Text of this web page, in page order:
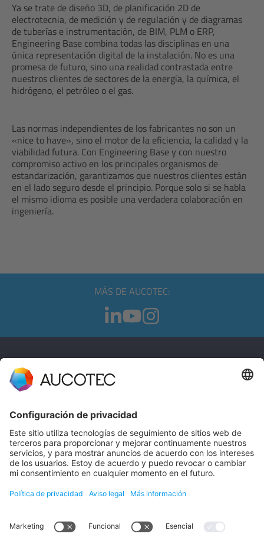
Ya se trate de diseño 3D, de planificación 2D de
electrotecnia, de medición y de regulación y de diagramas
de tuberías e instrumentación, de BIM, PLM o ERP,
Engineering Base combina todas las disciplinas en una
única representación digital de la instalación. No es una
promesa de futuro, sino una realidad contrastada entre
nuestros clientes de sectores de la energía, la química, el
hidrógeno, el petróleo o el gas.
Las normas independientes de los fabricantes no son un
«nice to have», sino el motor de la eficiencia, la calidad y la
viabilidad futura. Con Engineering Base y con nuestro
compromiso activo en los principales organismos de
estandarización, garantizamos que nuestros clientes están
en el lado seguro desde el principio. Porque solo si se habla
el mismo idioma es posible una verdadera colaboración en
ingeniería.
MÁS DE AUCOTEC:
CONTACTO
Teléfono +49 511 6103 0
AUCOTEC AG
30916 Isernhagen